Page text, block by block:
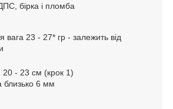
бірка і пломба
вага 23 - 27* гр - залежить від
20 - 23 см (крок 1)
6 мм